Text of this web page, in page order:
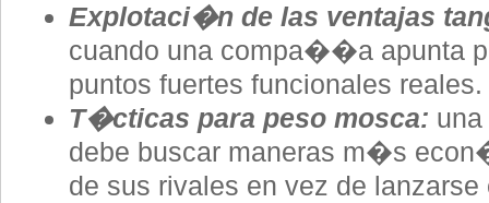
Explotaci�n de las ventajas
cuando una compa��a apunta
puntos fuertes funcionales reales.
T�cticas para peso mosca:
debe buscar maneras m�s
de sus rivales en vez de